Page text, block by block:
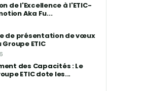
de l'Excellence à l'ETIC-
Aka Fu...
de présentation de vœux
Groupe ETIC
des Capacités : Le
ETIC dote les...